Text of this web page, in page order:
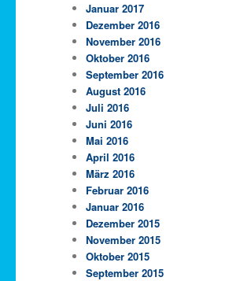
Januar 2017
Dezember 2016
November 2016
Oktober 2016
September 2016
August 2016
Juli 2016
Juni 2016
Mai 2016
April 2016
März 2016
Februar 2016
Januar 2016
Dezember 2015
November 2015
Oktober 2015
September 2015